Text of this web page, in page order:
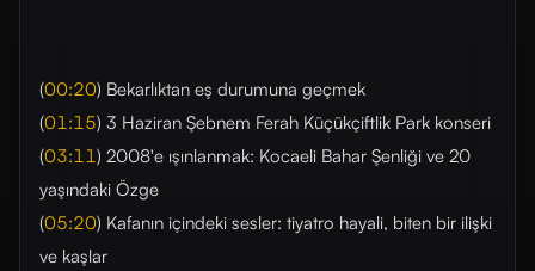
(00:20) Bekarlıktan eş durumuna geçmek
(01:15) 3 Haziran Şebnem Ferah Küçükçiftlik Park konseri
(03:11) 2008'e ışınlanmak: Kocaeli Bahar Şenliği ve 20
yaşındaki Özge
(05:20) Kafanın içindeki sesler: tiyatro hayali, biten bir ilişki
ve kaşlar